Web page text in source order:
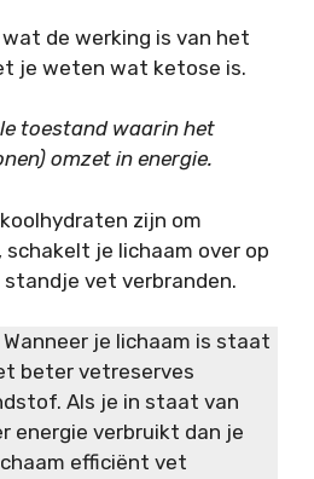
de werking is van het
je weten wat ketose is.
toestand waarin het
omzet in energie.
zijn om
je lichaam over op
vet verbranden.
Wanneer je lichaam is staat
beter vetreserves
Als je in staat van
energie verbruikt dan je
efficiënt vet